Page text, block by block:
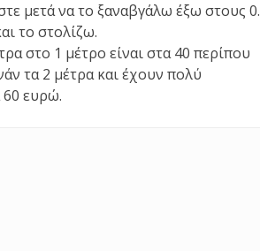
μετά να το ξαναβγάλω έξω στους 0.
το στολίζω.
στο 1 μέτρο είναι στα 40 περίπου
τα 2 μέτρα και έχουν πολύ
60 ευρώ.